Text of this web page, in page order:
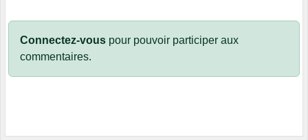
Connectez-vous pour pouvoir participer aux
commentaires.